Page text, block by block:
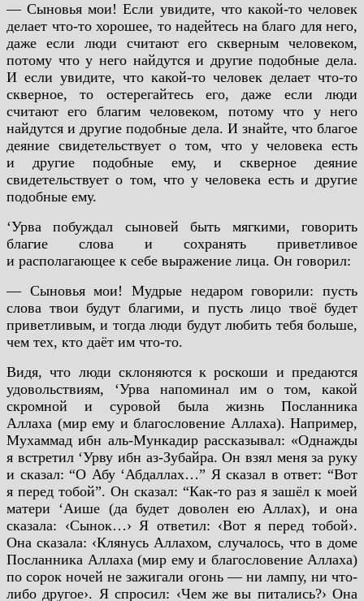
— Сыновья мои! Если увидите, что какой-то человек
делает что-то хорошее, то надейтесь на благо для него,
даже если люди считают его скверным человеком,
потому что у него найдутся и другие подобные дела.
И если увидите, что какой-то человек делает что-то
скверное, то остерегайтесь его, даже если люди
считают его благим человеком, потому что у него
найдутся и другие подобные дела. И знайте, что благое
деяние свидетельствует о том, что у человека есть
и другие подобные ему, и скверное деяние
свидетельствует о том, что у человека есть и другие
подобные ему.
‘Урва побуждал сыновей быть мягкими, говорить
благие слова и сохранять приветливое
и располагающее к себе выражение лица. Он говорил:
— Сыновья мои! Мудрые недаром говорили: пусть
слова твои будут благими, и пусть лицо твоё будет
приветливым, и тогда люди будут любить тебя больше,
чем тех, кто даёт им что-то.
Видя, что люди склоняются к роскоши и предаются
удовольствиям, ‘Урва напоминал им о том, какой
скромной и суровой была жизнь Посланника
Аллаха (мир ему и благословение Аллаха). Например,
Мухаммад ибн аль-Мункадир рассказывал: «Однажды
я встретил ‘Урву ибн аз-Зубайра. Он взял меня за руку
и сказал: “О Абу ‘Абдаллах…” Я сказал в ответ: “Вот
я перед тобой”. Он сказал: “Как-то раз я зашёл к моей
матери ‘Аише (да будет доволен ею Аллах), и она
сказала: ‹Сынок…› Я ответил: ‹Вот я перед тобой›.
Она сказала: ‹Клянусь Аллахом, случалось, что в доме
Посланника Аллаха (мир ему и благословение Аллаха)
по сорок ночей не зажигали огонь — ни лампу, ни что-
либо другое›. Я спросил: ‹Чем же вы питались?› Она